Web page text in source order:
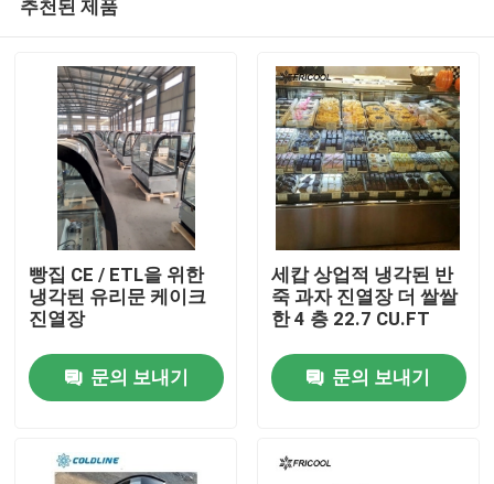
홈
제품 소개
회사 소개
추천된 제품
빵집 CE / ETL을 위한
냉각된 유리문 케이크
진열장
문의 보내기
세캅 상업적 냉각된 반
죽 과자 진열장 더 쌀쌀
한 4 층 22.7 CU.FT
문의 보내기